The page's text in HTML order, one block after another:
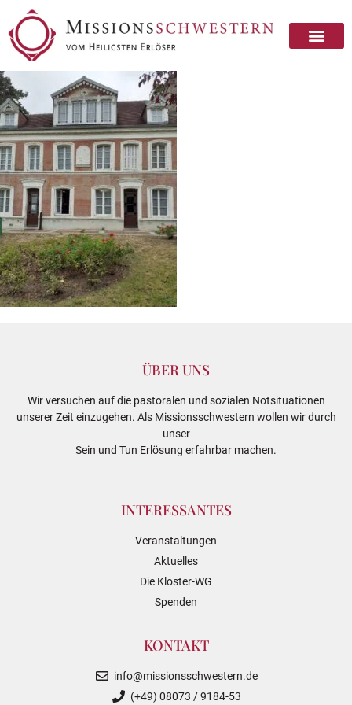
ÜBER UNS
Wir versuchen auf die pastoralen und sozialen Notsituationen
unserer Zeit einzugehen. Als Missionsschwestern wollen wir durch
unser
Sein und Tun Erlösung erfahrbar machen.
INTERESSANTES
Veranstaltungen
Aktuelles
Die Kloster-WG
Spenden
KONTAKT
info@missionsschwestern.de
(+49) 08073 / 9184-53